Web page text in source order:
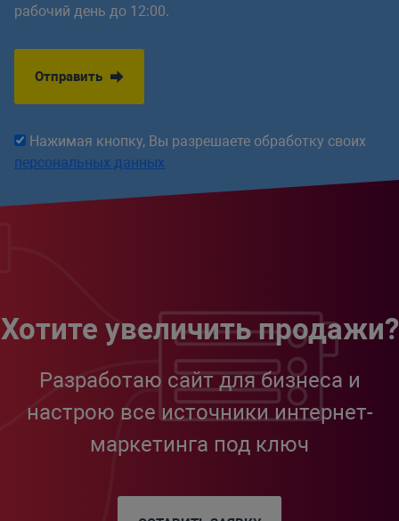
рабочий день до 12:00.
Отправить
Нажимая кнопку, Вы разрешаете обработку своих
персональных данных
Хотите увеличить продажи?
Разработаю сайт для бизнеса и
настрою все источники интернет-
маркетинга под ключ